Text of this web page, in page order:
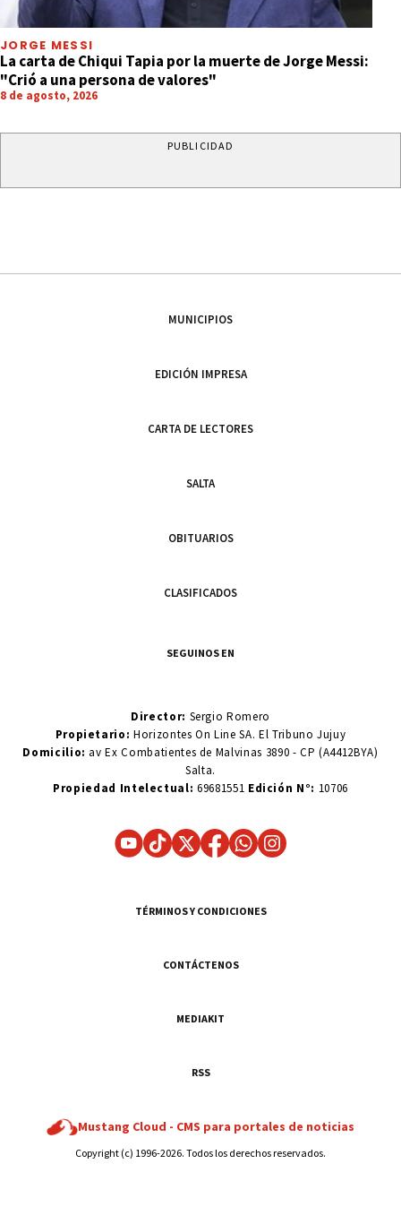
JORGE MESSI
La carta de Chiqui Tapia por la muerte de Jorge Messi:
"Crió a una persona de valores"
8 de agosto, 2026
PUBLICIDAD
MUNICIPIOS
EDICIÓN IMPRESA
CARTA DE LECTORES
SALTA
OBITUARIOS
CLASIFICADOS
SEGUINOS EN
Director: Sergio Romero
Propietario:Horizontes On Line SA. El Tribuno Jujuy
Domicilio: av Ex Combatientes de Malvinas 3890 - CP (A4412BYA)
Salta.
Propiedad Intelectual: 69681551 Edición N°: 10706
TÉRMINOS Y CONDICIONES
CONTÁCTENOS
MEDIAKIT
RSS
Mustang Cloud - CMS para portales de noticias
Copyright (c) 1996-2026. Todos los derechos reservados.